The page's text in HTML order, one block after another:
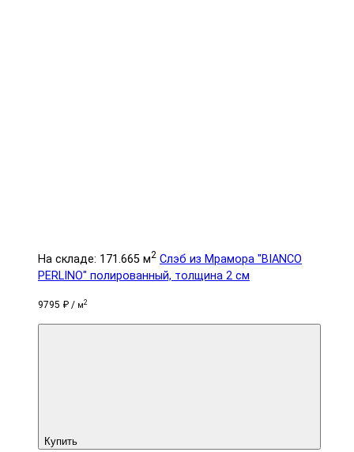
На складе: 171.665 м2 Слэб из Мрамора "BIANCO
PERLINO" полированный, толщина 2 см
9795 ₽ / м2
Купить